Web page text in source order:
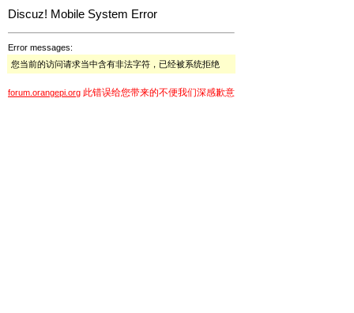
Discuz! Mobile System Error
Error messages:
您当前的访问请求当中含有非法字符，已经被系统拒绝
forum.orangepi.org 此错误给您带来的不便我们深感歉意